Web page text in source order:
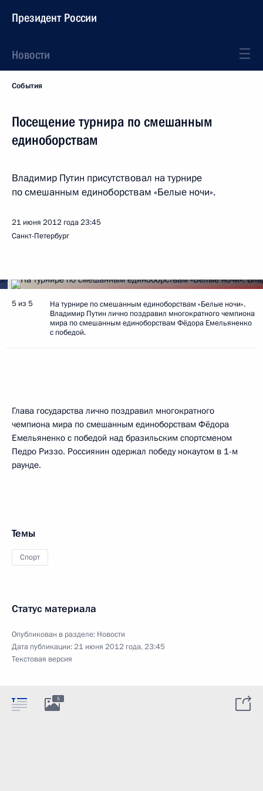
Президент России
Новости
События
Посещение турнира по смешанным
единоборствам
Владимир Путин присутствовал на турнире
по смешанным единоборствам «Белые ночи».
21 июня 2012 года23:45
Санкт-Петербург
5 из 5
На турнире по смешанным единоборствам «Белые ночи».
Владимир Путин лично поздравил многократного чемпиона
мира по смешанным единоборствам Фёдора Емельяненко
с победой.
Глава государства лично поздравил многократного
чемпиона мира по смешанным единоборствам Фёдора
Емельяненко с победой над бразильским спортсменом
Педро Риззо. Россиянин одержал победу нокаутом в 1-м
раунде.
Темы
Спорт
Статус материала
Опубликован в разделе: Новости
Дата публикации:21 июня 2012 года, 23:45
Текстовая версия
5